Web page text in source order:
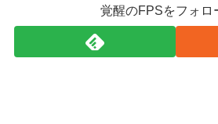
覚醒のFPSをフォロ